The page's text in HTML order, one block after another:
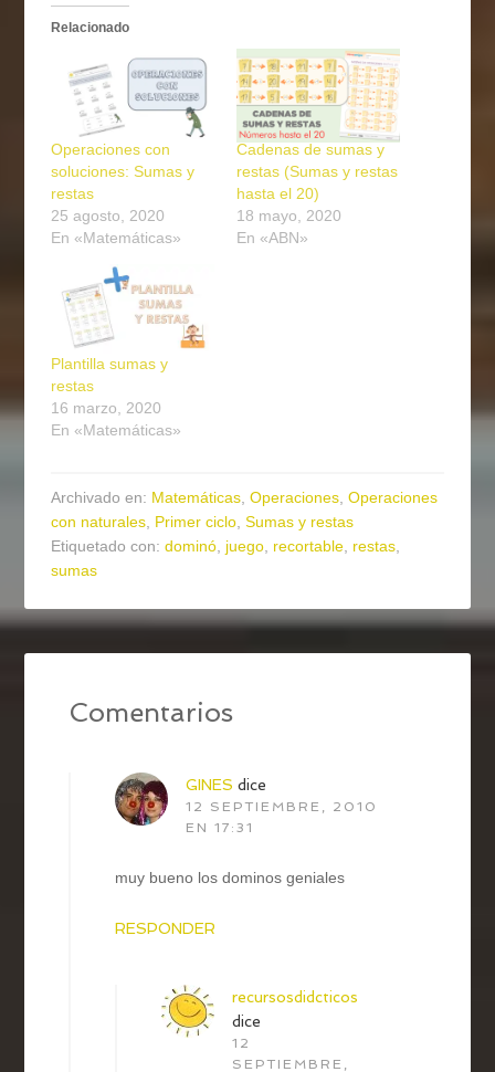
Relacionado
Operaciones con
soluciones: Sumas y
restas
25 agosto, 2020
En «Matemáticas»
Cadenas de sumas y
restas (Sumas y restas
hasta el 20)
18 mayo, 2020
En «ABN»
Plantilla sumas y
restas
16 marzo, 2020
En «Matemáticas»
Archivado en: Matemáticas ,Operaciones ,Operaciones
con naturales Primer ciclo ,Sumas y restas
Etiquetado con:dominó juego recortable restas
sumas
Comentarios
GINES dice
12 SEPTIEMBRE, 2010
EN 17:31
muy bueno los dominos geniales
RESPONDER
recursosdidcticos
dice
12
SEPTIEMBRE,